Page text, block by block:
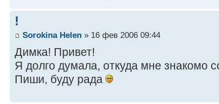
!
Sorokina Helen » 16 фев 2006 09:44
Димка! Привет!
Я долго думала, откуда мне знакомо
Пиши, буду рада